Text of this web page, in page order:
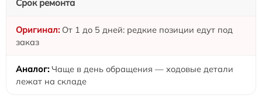
Срок ремонта
От 1 до 5 дней: редкие позиции едут под
заказ
Чаще в день обращения — ходовые детали
лежат на складе